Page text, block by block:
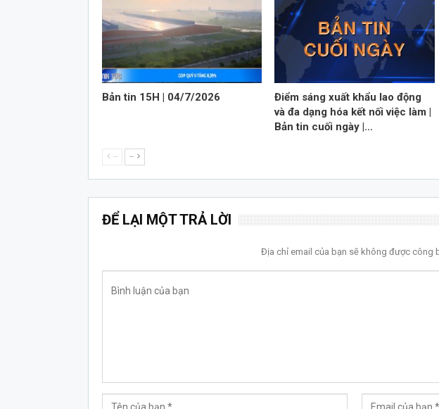
Bản tin 15H | 04/7/2026
Điểm sáng xuất khẩu lao động
và đa dạng hóa kết nối việc làm |
Bản tin cuối ngày |…
-- --
ĐỂ LẠI MỘT TRẢ LỜI
Địa chỉ email của bạn sẽ không được công